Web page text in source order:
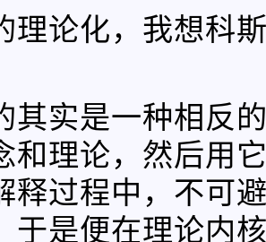
理论化，我想科
其实是一种相反
和理论，然后用
释过程中，不可
于是便在理论内